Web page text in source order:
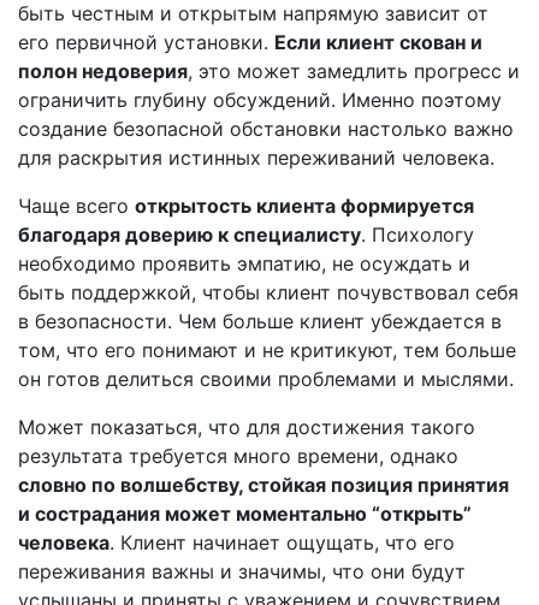
быть честным и открытым напрямую зависит от
его первичной установки. Если клиент скован и
полон недоверия, это может замедлить прогресс и
ограничить глубину обсуждений. Именно поэтому
создание безопасной обстановки настолько важно
для раскрытия истинных переживаний человека.
Чаще всего открытость клиента формируется
благодаря доверию к специалисту. Психологу
необходимо проявить эмпатию, не осуждать и
быть поддержкой, чтобы клиент почувствовал себя
в безопасности. Чем больше клиент убеждается в
том, что его понимают и не критикуют, тем больше
он готов делиться своими проблемами и мыслями.
Может показаться, что для достижения такого
результата требуется много времени, однако
словно по волшебству, стойкая позиция принятия
и сострадания может моментально “открыть”
человека. Клиент начинает ощущать, что его
переживания важны и значимы, что они будут
услышаны и приняты с уважением и сочувствием.